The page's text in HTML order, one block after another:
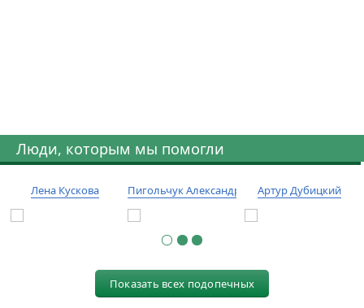
Люди, которым мы помогли
Лена Кускова Пигольчук Александр Артур Дубицкий
Показать всех подопечных